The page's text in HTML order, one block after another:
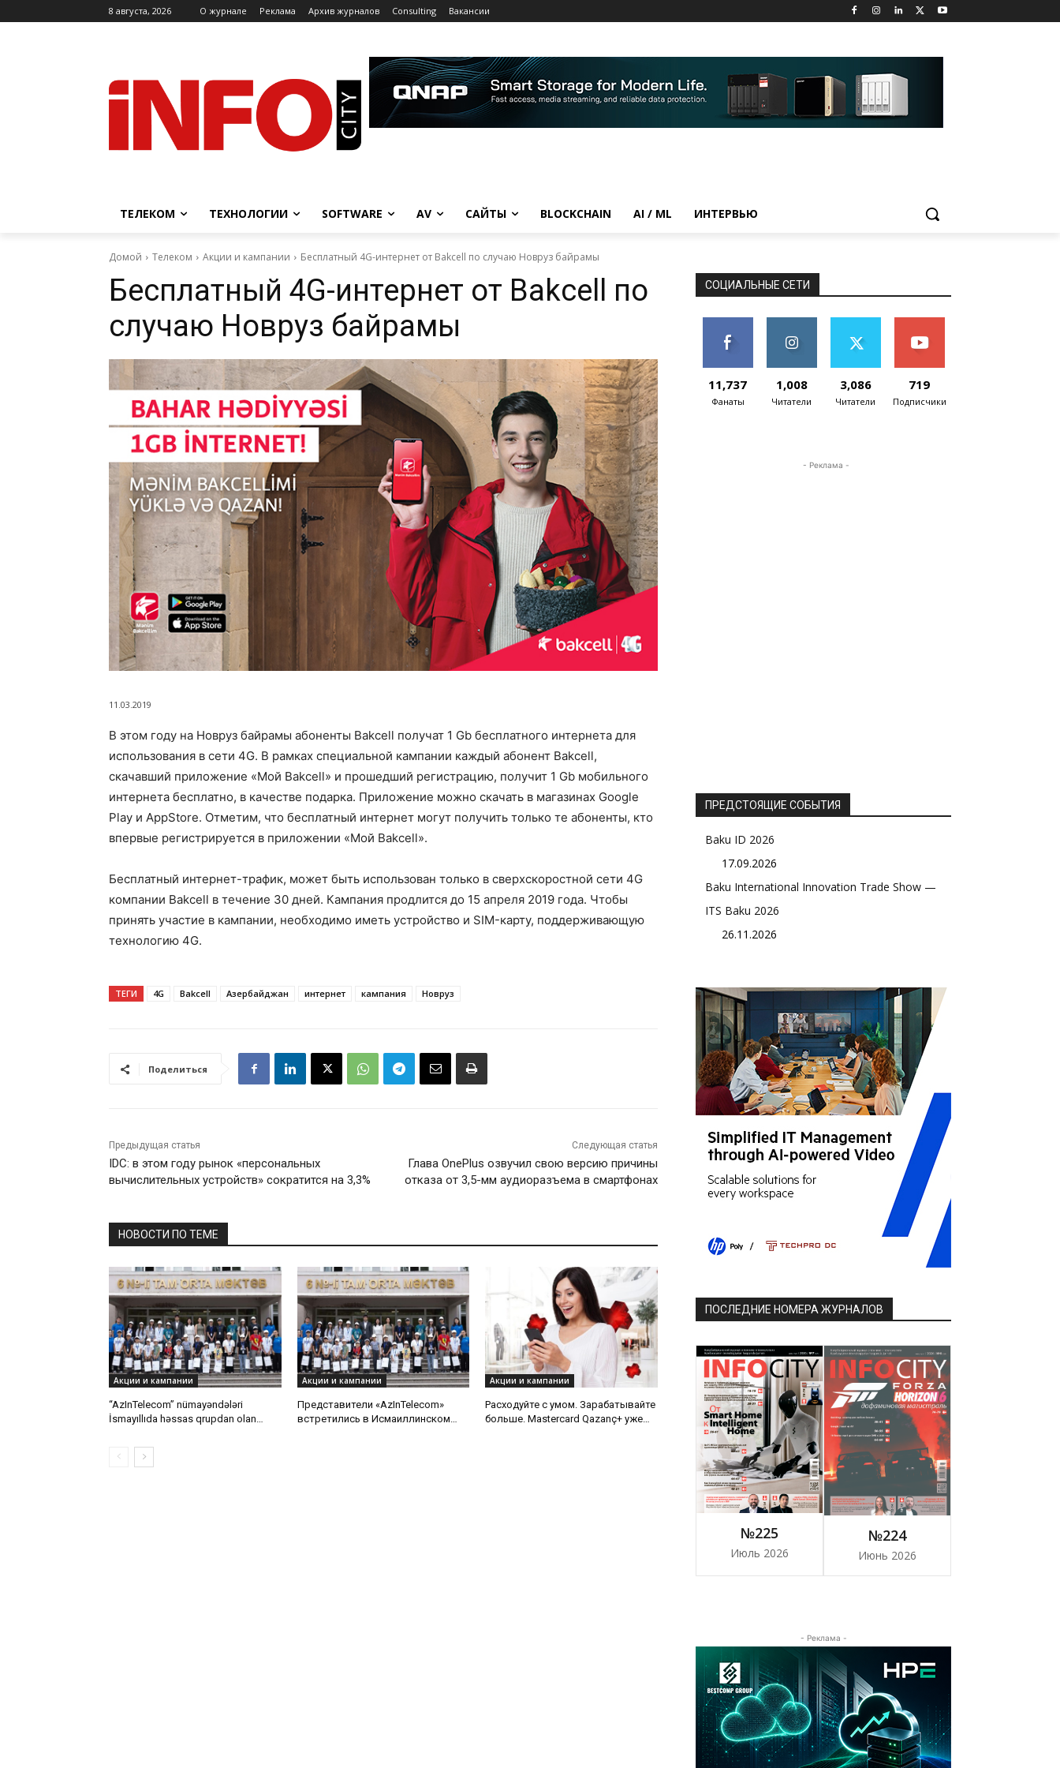
8 августа, 2026 O журнале Реклама Архив журналов Consulting Вакансии
ТЕЛЕКОМ ТЕХНОЛОГИИ SOFTWARE AV САЙТЫ BLOCKCHAIN AI / ML ИНТЕРВЬЮ
Домой Телеком Акции и кампании Бесплатный 4G-интернет от Bakcell по случаю Новруз байрамы
Бесплатный 4G-интернет от Bakcell по
случаю Новруз байрамы
11.03.2019
В этом году на Новруз байрамы абоненты Bakcell получат 1 Gb бесплатного интернета для
использования в сети 4G. В рамках специальной кампании каждый абонент Bakcell,
скачавший приложение «Мой Bakcell» и прошедший регистрацию, получит 1 Gb мобильного
интернета бесплатно, в качестве подарка. Приложение можно скачать в магазинах Google
Play и AppStore. Отметим, что бесплатный интернет могут получить только те абоненты, кто
впервые регистрируется в приложении «Мой Bakcell».
Бесплатный интернет-трафик, может быть использован только в сверхскоростной сети 4G
компании Bakcell в течение 30 дней. Кампания продлится до 15 апреля 2019 года. Чтобы
принять участие в кампании, необходимо иметь устройство и SIM-карту, поддерживающую
технологию 4G.
ТЕГИ 4G Bakcell Азербайджан интернет кампания Новруз
Поделиться
Предыдущая статья
IDC: в этом году рынок «персональных
вычислительных устройств» сократится на 3,3%
Следующая статья
Глава OnePlus озвучил свою версию причины
отказа от 3,5-мм аудиоразъема в смартфонах
НОВОСТИ ПО ТЕМЕ
Акции и кампании
“AzInTelecom” nümayəndələri
İsmayıllıda həssas qrupdan olan
Акции и кампании
Представители «AzInTelecom»
встретились в Исмаиллинском
Акции и кампании
Расходуйте с умом. Зарабатывайте
больше. Mastercard Qazanç+ уже
СОЦИАЛЬНЫЕ СЕТИ
11,737
Фанаты
1,008
Читатели
3,086
Читатели
719
Подписчики
- Реклама -
ПРЕДСТОЯЩИЕ СОБЫТИЯ
Baku ID 2026
17.09.2026
Baku International Innovation Trade Show —
ITS Baku 2026
26.11.2026
ПОСЛЕДНИЕ НОМЕРА ЖУРНАЛОВ
№225
Июль 2026
№224
Июнь 2026
- Реклама -